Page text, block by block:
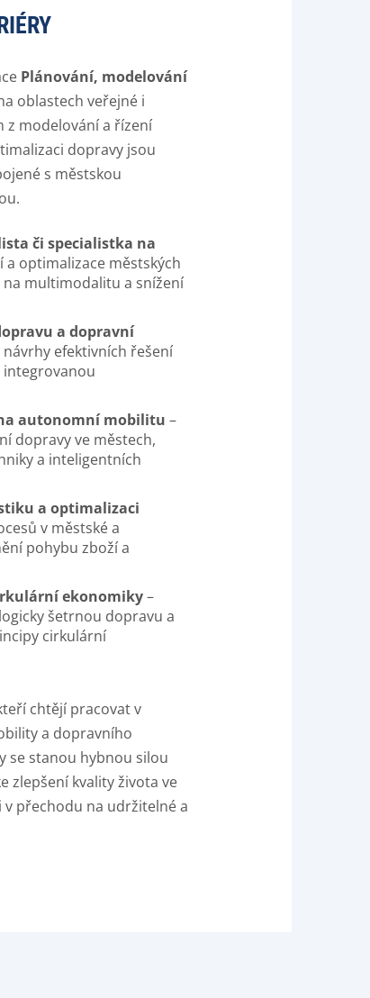
Plánování, modelování
oblastech veřejné i
z modelování a řízení
dopravy jsou
s městskou
či specialistka na
a optimalizace městských
multimodalitu a snížení
a dopravní
efektivních řešení
integrovanou
autonomní mobilitu –
dopravy ve městech,
a inteligentních
a optimalizaci
v městské a
pohybu zboží a
ekonomiky–
šetrnou dopravu a
cirkulární
chtějí pracovat v
a dopravního
se stanou hybnou silou
zlepšení kvality života ve
přechodu na udržitelné a